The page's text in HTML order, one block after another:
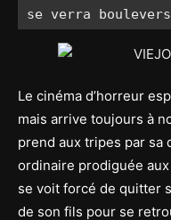
se verra
Le cinéma d’horreur
mais arrive toujours à
prend aux tripes par sa
ordinaire prodiguée
se voit forcé de quitter
de son fils pour se